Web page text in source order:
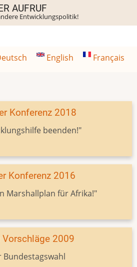
AUFRUF
Entwicklungspolitik!
English Français
Konferenz 2018
beenden!"
Konferenz 2016
Marshallplan für Afrika!"
Vorschläge 2009
Bundestagswahl